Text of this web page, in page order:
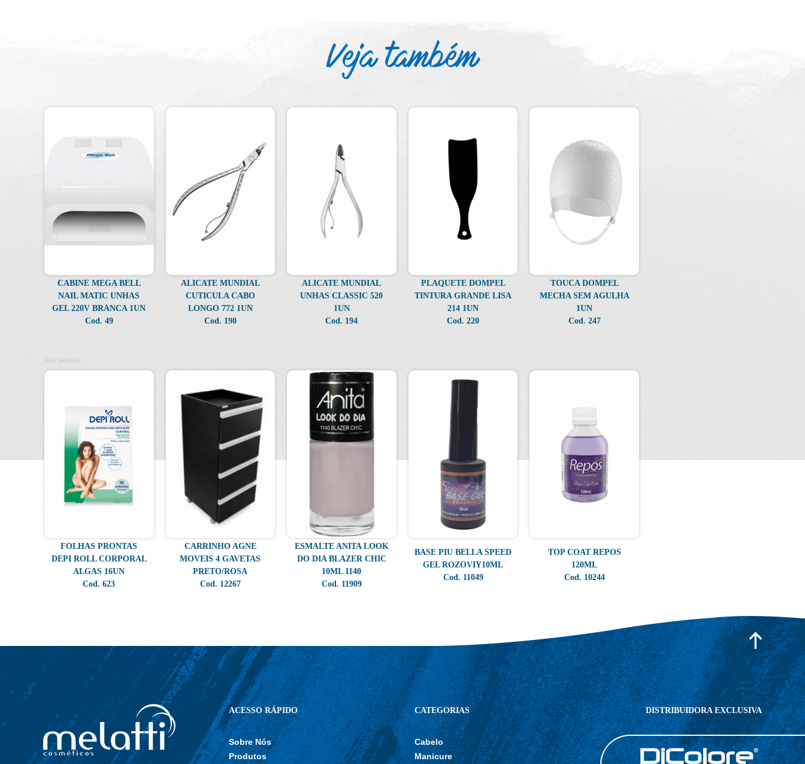
Veja também
CABINE MEGA BELL
NAIL MATIC UNHAS
GEL 220V BRANCA 1UN
Cod. 49
ALICATE MUNDIAL
CUTICULA CABO
LONGO 772 1UN
Cod. 190
ALICATE MUNDIAL
UNHAS CLASSIC 520
1UN
Cod. 194
PLAQUETE DOMPEL
TINTURA GRANDE LISA
214 1UN
Cod. 220
TOUCA DOMPEL
MECHA SEM AGULHA
1UN
Cod. 247
Veja também:
FOLHAS PRONTAS
DEPI ROLL CORPORAL
ALGAS 16UN
Cod. 623
CARRINHO AGNE
MOVEIS 4 GAVETAS
PRETO/ROSA
Cod. 12267
ESMALTE ANITA LOOK
DO DIA BLAZER CHIC
10ML 1140
Cod. 11909
BASE PIU BELLA SPEED
GEL ROZOVIY10ML
Cod. 11049
TOP COAT REPOS
120ML
Cod. 10244
ACESSO RÁPIDO
Sobre Nós
Produtos
CATEGORIAS
Cabelo
Manicure
DISTRIBUIDORA EXCLUSIVA